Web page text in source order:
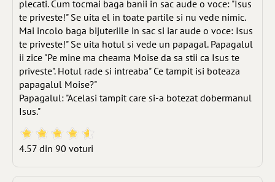
plecati. Cum tocmai baga banii in sac aude o voce: "Isus
te priveste!" Se uita el in toate partile si nu vede nimic.
Mai incolo baga bijuteriile in sac si iar aude o voce: Isus
te priveste!" Se uita hotul si vede un papagal. Papagalul
ii zice "Pe mine ma cheama Moise da sa stii ca Isus te
priveste". Hotul rade si intreaba" Ce tampit isi boteaza
papagalul Moise?"
Papagalul: "Acelasi tampit care si-a botezat dobermanul
Isus."
4.57 din 90 voturi